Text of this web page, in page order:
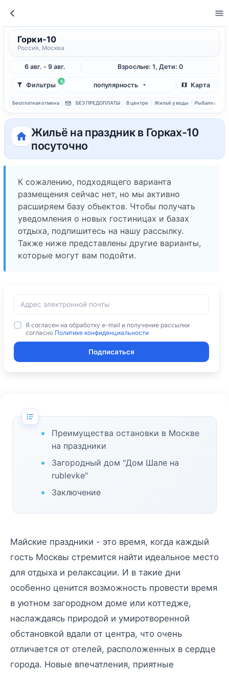
Горки-10
Россия, Москва
6 авг. - 9 авг. Взрослые: 1, Дети: 0
2
Фильтры популярность Карта
Бесплатная отмена БЕЗ ПРЕДОПЛАТЫ В центре Жильё у воды Рыбалка
Жильё на праздник в Горках-10
посуточно
К сожалению, подходящего варианта
размещения сейчас нет, но мы активно
расширяем базу объектов. Чтобы получать
уведомления о новых гостиницах и базах
отдыха, подпишитесь на нашу рассылку.
Также ниже представлены другие варианты,
которые могут вам подойти.
Я согласен на обработку e-mail и получение рассылки
согласно Политике конфиденциальности
Подписаться
Преимущества остановки в Москве
на праздники
Загородный дом "Дом Шале на
rublevke"
Заключение
Майские праздники - это время, когда каждый
гость Москвы стремится найти идеальное место
для отдыха и релаксации. И в такие дни
особенно ценится возможность провести время
в уютном загородном доме или коттедже,
наслаждаясь природой и умиротворенной
обстановкой вдали от центра, что очень
отличается от отелей, расположенных в сердце
города. Новые впечатления, приятные